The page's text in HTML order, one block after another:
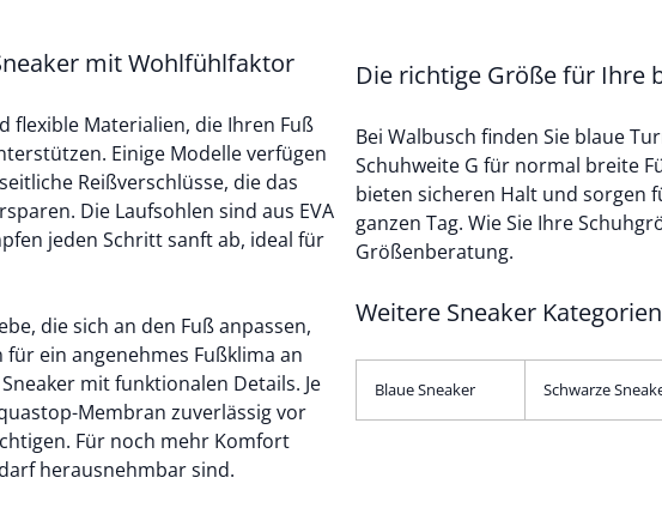
mit Wohlfühlfaktor
flexible Materialien, die Ihren Fuß
Einige Modelle verfügen
Reißverschlüsse, die das
Die Laufsohlen sind aus EVA
jeden Schritt sanft ab, ideal für
die sich an den Fuß anpassen,
ein angenehmes Fußklima an
mit funktionalen Details. Je
Membran zuverlässig vor
Für noch mehr Komfort
herausnehmbar sind.
Die richtige Größe für Ihre
Bei Walbusch finden Sie blaue
Schuhweite G für normal breite
bieten sicheren Halt und sorgen
ganzen Tag. Wie Sie Ihre
Größenberatung.
Weitere Sneaker Kategorien
Blaue Sneaker Schwarze